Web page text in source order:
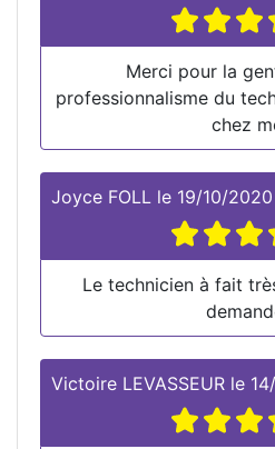
Merci pour la
professionnalisme du
chez
Joyce FOLL le 19/10/2020
Le technicien à fait
Victoire LEVASSEUR le